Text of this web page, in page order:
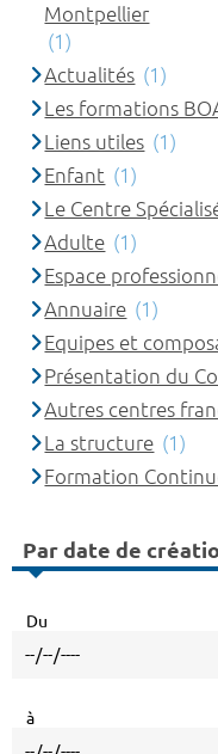
Montpellier
(1)
Actualités (1)
Les formations
Liens utiles (1)
Enfant (1)
Le Centre
Adulte (1)
Espace
Annuaire (1)
Equipes et
Présentation du
Autres centres
La structure (1)
Formation
Par date de
Du
à